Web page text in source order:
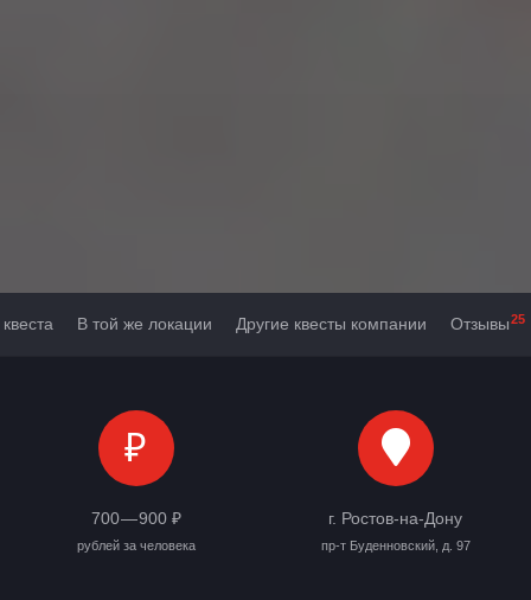
В той же локации Другие квесты компании Отзывы25
₽
700 — 900 ₽
рублей за человека
г. Ростов-на-Дону
пр-т Буденновский, д. 97